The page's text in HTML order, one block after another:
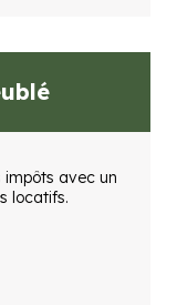
impôts avec un
locatifs.